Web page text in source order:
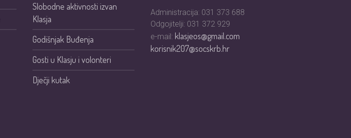
Slobodne aktivnosti izvan
Klasja
Godišnjak Buđenja
Gosti u Klasju i volonteri
Dječji kutak
Administracija: 031 373 688
Odgojitelji: 031 372 929
e-mail: klasjeos@gmail.com
korisnik207@socskrb.hr